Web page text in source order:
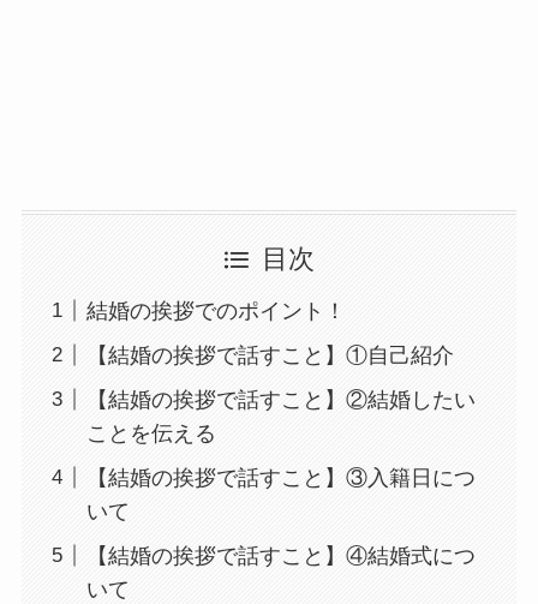
目次
結婚の挨拶でのポイント！
【結婚の挨拶で話すこと】①自己紹介
【結婚の挨拶で話すこと】②結婚したい
ことを伝える
【結婚の挨拶で話すこと】③入籍日につ
いて
【結婚の挨拶で話すこと】④結婚式につ
いて